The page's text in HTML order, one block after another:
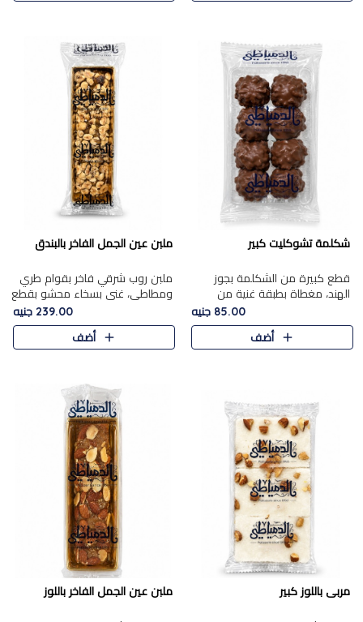
شكلمة تشوكليت كبير
قطع كبيرة من الشكلمة بجوز
الهند، مغطاة بطبقة غنية من
الشوكولاتة الفاخرة لتجمع بين
القوام الطري من الداخل مركز جوز
الهند المطاطي والمذاق الغن..
85.00 جنيه
أضف
ملبن عين الجمل الفاخر بالبندق
ملبن روب شرقي فاخر بقوام طري
ومطاطي، غني بسخاء محشو بقطع
عين الجمل والبندق المحمص التي
تضيف قرمشة مميزة مُرضية
ونكهة جوزية غنية في كل
239.00 جنيه
أضف
مربى باللوز كبير ملبن عين الجمل الفاخر باللوز